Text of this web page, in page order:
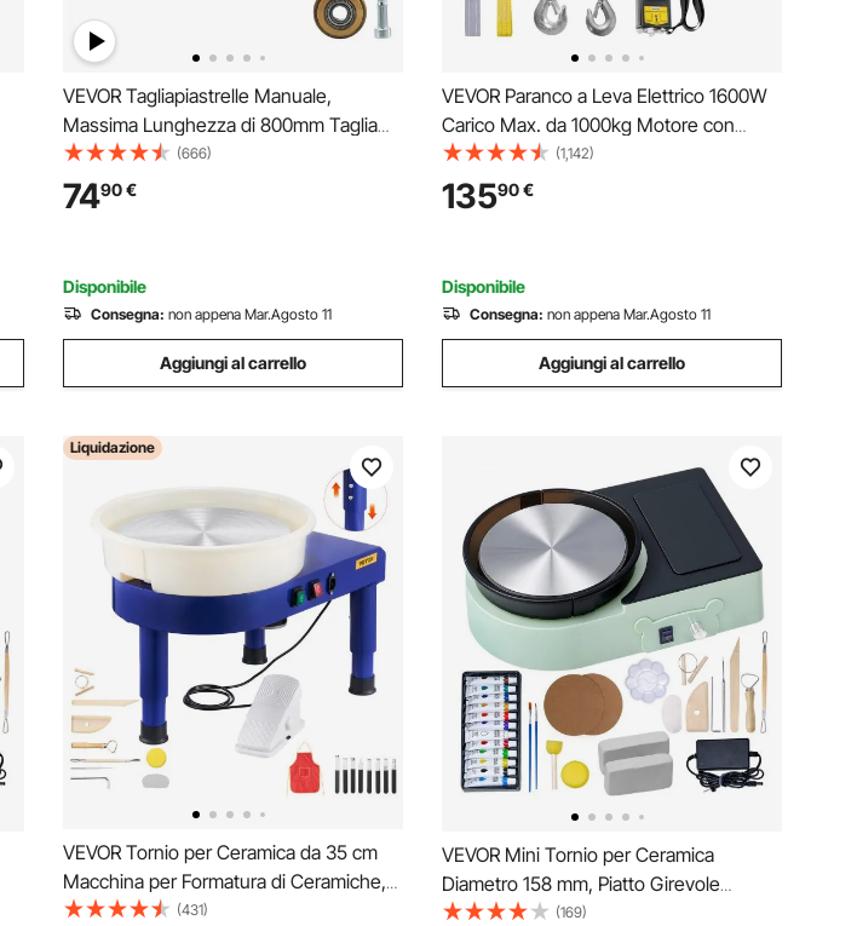
VEVOR Tagliapiastrelle Manuale,
Massima Lunghezza di 800mm Taglia
Piastrelle Professionale in Alluminio per
Tagliare Tutti Tipi di Piastrelle, Comprese
Piastrelle in Ceramica e Gres
(666)
7490€
Disponibile
Consegna: non appena Mar.Agosto 11
Aggiungi al carrello
VEVOR Paranco a Leva Elettrico 1600W
Carico Max. da 1000kg Motore con
Telecomando Senza Filo Distanza da
10m, Paranco Elettrico a Leva per
Sollevamento Carico Velocità 10 m/min
(1,142)
13590€
Disponibile
Consegna: non appena Mar.Agosto 11
Aggiungi al carrello
Liquidazione
VEVOR Tornio per Ceramica da 35 cm
Macchina per Formatura di Ceramiche,
Velocità Regolabile da 60 a 300 giri/min
(431)
VEVOR Mini Tornio per Ceramica
Diametro 158 mm, Piatto Girevole
Velocità di Rotazione Regolabile, Tornio
(169)